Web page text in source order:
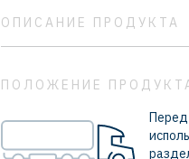
ОПИСАНИЕ ПРОДУКТА
ПОЛОЖЕНИЕ